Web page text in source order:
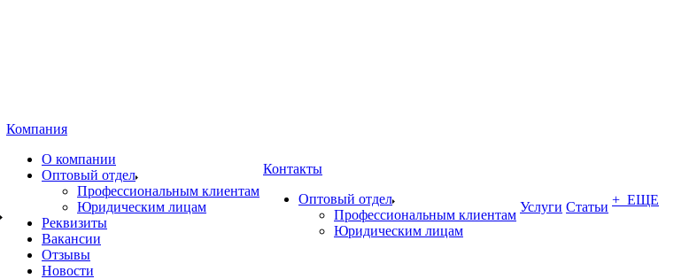
Компания
О компании
Оптовый отдел
Профессиональным клиентам
Юридическим лицам
Реквизиты
Вакансии
Отзывы
Новости
Контакты
Оптовый отдел
Профессиональным клиентам
Юридическим лицам
Услуги Статьи + ЕЩЕ